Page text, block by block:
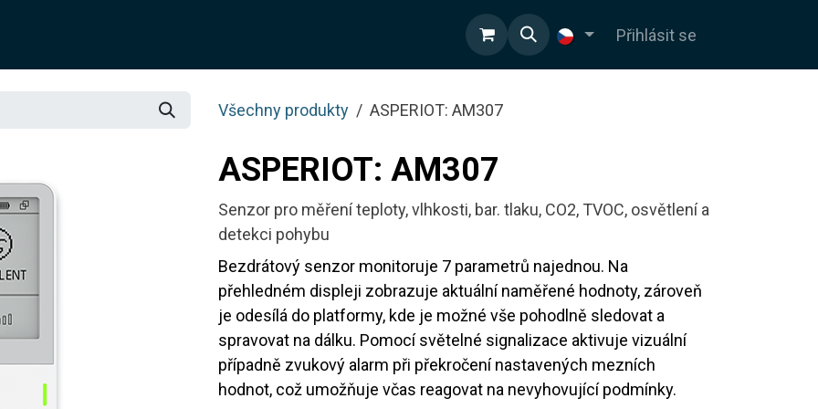
Přihlásit se
Všechny produkty ASPERIOT: AM307
ASPERIOT: AM307
Senzor pro měření teploty, vlhkosti, bar. tlaku, CO2, TVOC, osvětlení a
detekci pohybu
Bezdrátový senzor monitoruje 7 parametrů najednou. Na
přehledném displeji zobrazuje aktuální naměřené hodnoty, zároveň
je odesílá do platformy, kde je možné vše pohodlně sledovat a
spravovat na dálku. Pomocí světelné signalizace aktivuje vizuální
případně zvukový alarm při překročení nastavených mezních
hodnot, což umožňuje včas reagovat na nevyhovující podmínky.